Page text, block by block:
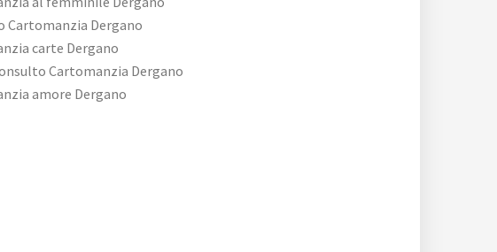
Cartomanzia Dergano
carte Dergano
Cartomanzia Dergano
amore Dergano